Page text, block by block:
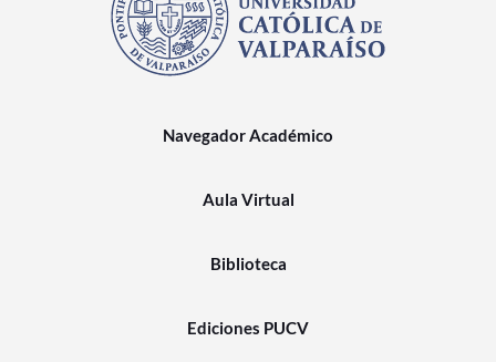
Navegador Académico
Aula Virtual
Biblioteca
Ediciones PUCV